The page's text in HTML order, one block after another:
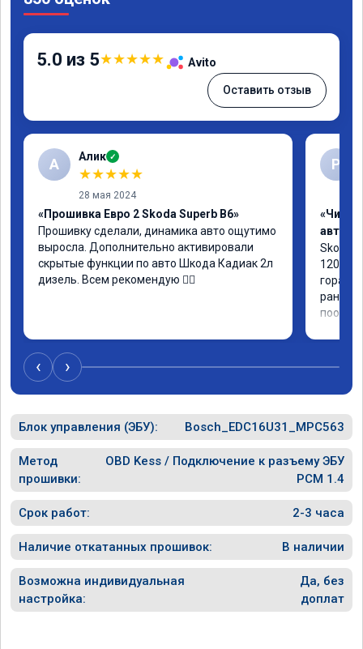
5.0 из 5★★★★★ Avito
Оставить отзыв
А Алик ✓
★★★★★
28 мая 2024
«Прошивка Евро 2 Skoda Superb B6»
Прошивку сделали, динамика авто ощутимо
выросла. Дополнительно активировали
скрытые функции по авто Шкода Кадиак 2л
дизель. Всем рекомендую 👍🏼
Р
«Чип
Skoda
120
раньше
‹ ›
Блок управления (ЭБУ): Bosch_EDC16U31_MPC563
Метод
прошивки:
OBD Kess / Подключение к разъему ЭБУ
PCM 1.4
Срок работ: 2-3 часа
Наличие откатанных прошивок: В наличии
Возможна индивидуальная
настройка:
Да, без
доплат